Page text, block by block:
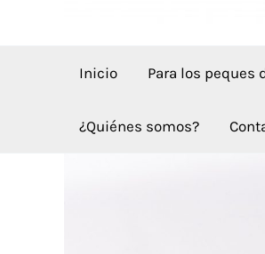
Inicio Para los peques
¿Quiénes somos?